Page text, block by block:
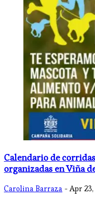
Calendario de
organizadas en Viña
Carolina Barraza - Apr 23,